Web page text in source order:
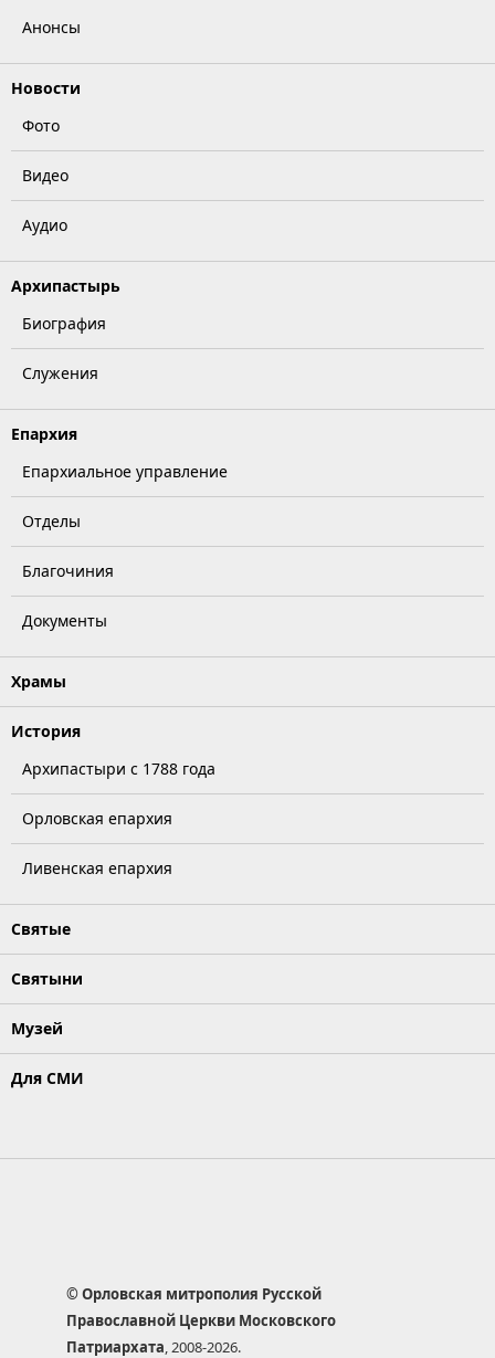
Анонсы
Новости
Фото
Видео
Аудио
Архипастырь
Биография
Служения
Епархия
Епархиальное управление
Отделы
Благочиния
Документы
Храмы
История
Архипастыри с 1788 года
Орловская епархия
Ливенская епархия
Святые
Святыни
Музей
Для СМИ
© Орловская митрополия Русской
Православной Церкви Московского
Патриархата, 2008-2026.